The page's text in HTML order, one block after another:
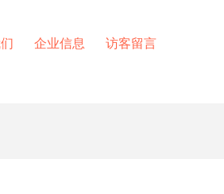
企业信息 访客留言